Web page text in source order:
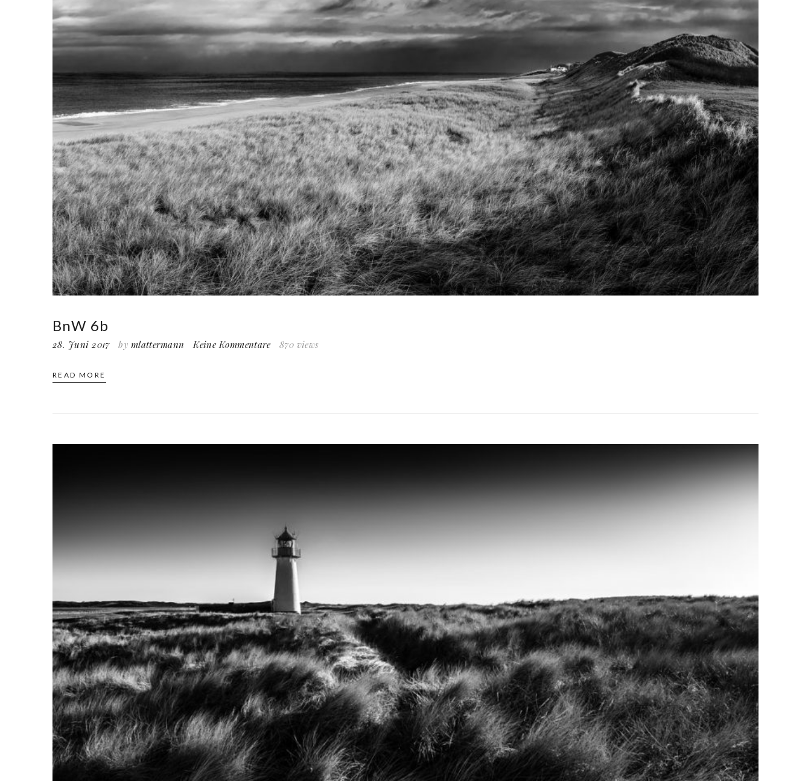
BnW 6b
28. Juni 2017 by mlattermann Keine Kommentare 870 views
READ MORE